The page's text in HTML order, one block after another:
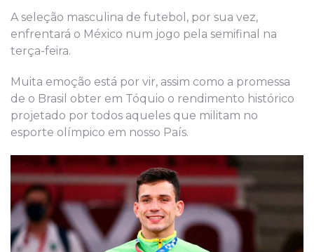
A seleção masculina de futebol, por sua vez,
enfrentará o México num jogo pela semifinal na
terça-feira.
Muita emoção está por vir, assim como a promessa
de o Brasil obter em Tóquio o rendimento histórico
projetado por todos aqueles que militam no
esporte olímpico em nosso País.